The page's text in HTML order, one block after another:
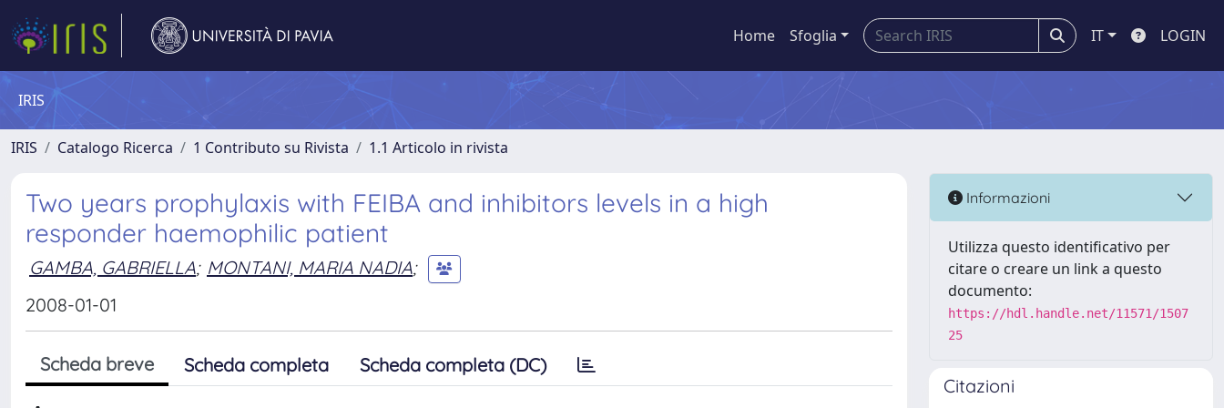
Home Sfoglia IT LOGIN
IRIS
IRIS Catalogo Ricerca 1 Contributo su Rivista 1.1 Articolo in rivista
Two years prophylaxis with FEIBA and inhibitors levels in a high
responder haemophilic patient
GAMBA, GABRIELLA; MONTANI, MARIA NADIA;
2008-01-01
Scheda breve Scheda completa Scheda completa (DC)
Informazioni
Utilizza questo identificativo per
citare o creare un link a questo
documento:
https://hdl.handle.net/11571/1507
25
Citazioni